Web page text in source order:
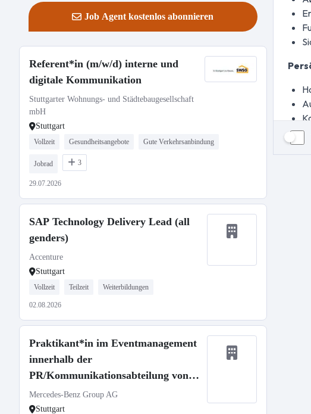
Job Agent kostenlos abonnieren
Referent*in (m/w/d) interne und
digitale Kommunikation
Stuttgarter Wohnungs- und Städtebaugesellschaft
mbH
Stuttgart
Vollzeit Gesundheitsangebote Gute Verkehrsanbindung
Jobrad 3
29.07.2026
SAP Technology Delivery Lead (all
genders)
Accenture
Stuttgart
Vollzeit Teilzeit Weiterbildungen
02.08.2026
Praktikant*in im Eventmanagement
innerhalb der
PR/Kommunikationsabteilung von
Mercedes-Benz Vans (Pflicht-
Praktikum)
Mercedes-Benz Group AG
Stuttgart